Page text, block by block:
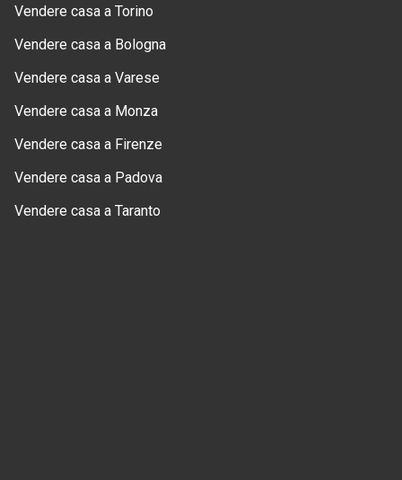
Vendere casa a Torino
Vendere casa a Bologna
Vendere casa a Varese
Vendere casa a Monza
Vendere casa a Firenze
Vendere casa a Padova
Vendere casa a Taranto